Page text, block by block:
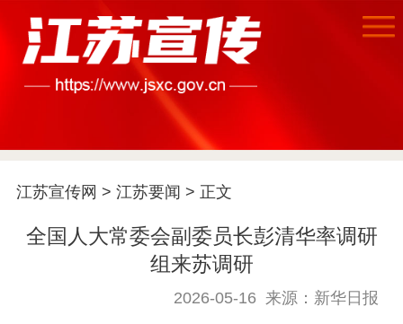
首页
江苏要闻
公示公告
信息公开制度
信息公开年度报
江苏宣传网 > 江苏要闻 > 正文
全国人大常委会副委员长彭清华率调研
组来苏调研
2026-05-16 来源：新华日报